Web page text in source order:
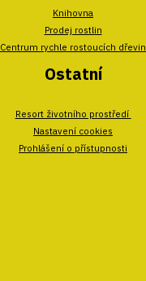
Knihovna
Prodej rostlin
Centrum rychle rostoucích dřevin
Ostatní
Resort životního prostředí
Nastavení cookies
Prohlášení o přístupnosti